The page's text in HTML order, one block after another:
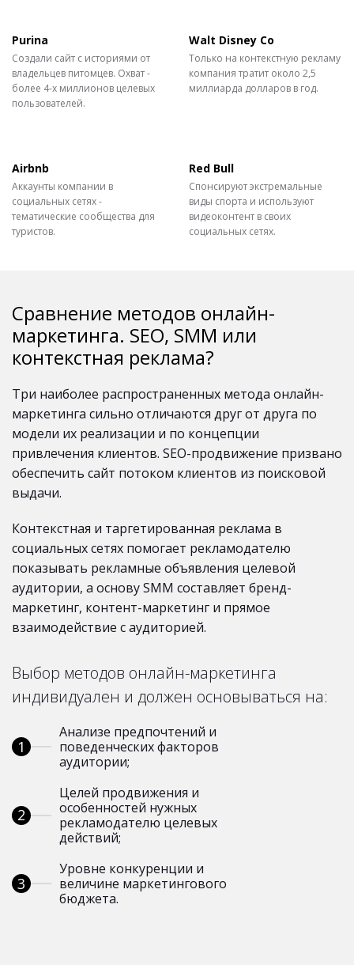
Purina
Создали сайт с историями от
владельцев питомцев. Охват -
более 4-х миллионов целевых
пользователей.
Walt Disney Co
Только на контекстную рекламу
компания тратит около 2,5
миллиарда долларов в год.
Airbnb
Аккаунты компании в
социальных сетях -
тематические сообщества для
туристов.
Red Bull
Спонсируют экстремальные
виды спорта и используют
видеоконтент в своих
социальных сетях.
Сравнение методов онлайн-
маркетинга. SEO, SMM или
контекстная реклама?
Три наиболее распространенных метода онлайн-
маркетинга сильно отличаются друг от друга по
модели их реализации и по концепции
привлечения клиентов. SEO-продвижение призвано
обеспечить сайт потоком клиентов из поисковой
выдачи.
Контекстная и таргетированная реклама в
социальных сетях помогает рекламодателю
показывать рекламные объявления целевой
аудитории, а основу SMM составляет бренд-
маркетинг, контент-маркетинг и прямое
взаимодействие с аудиторией.
Выбор методов онлайн-маркетинга
индивидуален и должен основываться на:
Анализе предпочтений и
поведенческих факторов
аудитории;
Целей продвижения и
особенностей нужных
рекламодателю целевых
действий;
Уровне конкуренции и
величине маркетингового
бюджета.